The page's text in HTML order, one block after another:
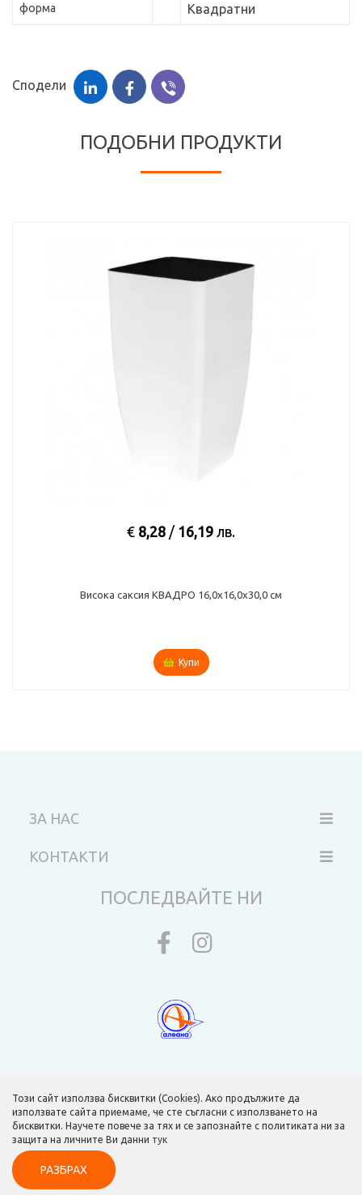
Този сайт използва бисквитки (Cookies). Ако продължите да
използвате сайта приемаме, че сте съгласни с използването на
бисквитки. Научете повече за тях и се запознайте с политиката ни за
защита на личните Ви данни тук
РАЗБРАХ
Пишете ни
форма Квадратни
Сподели
ПОДОБНИ ПРОДУКТИ
лв.
саксия КВАДРО 16,0х16,0х30,0 см
ЗА НАС
КОНТАКТИ
ПОСЛЕДВАЙТЕ НИ
Изработка на уеб сайт от dotPress © 2015 - 2026 v3.83